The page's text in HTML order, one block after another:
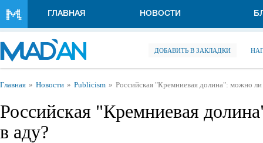
ГЛАВНАЯ НОВОСТИ
ДОБАВИТЬ В ЗАКЛАДКИ
Вы здесь
Главная Новости Publicism Российская "Кремниевая долина": можно ли
Российская "Кремниевая
в аду?